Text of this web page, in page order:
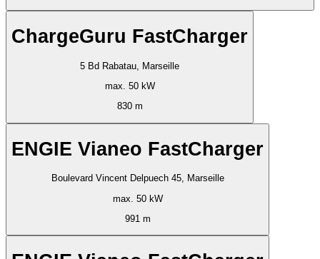
ChargeGuru FastCharger
5 Bd Rabatau, Marseille
max. 50 kW
830 m
ENGIE Vianeo FastCharger
Boulevard Vincent Delpuech 45, Marseille
max. 50 kW
991 m